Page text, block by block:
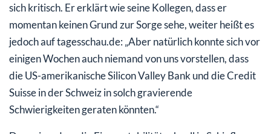
sich kritisch. Er erklärt wie seine Kollegen, dass er
momentan keinen Grund zur Sorge sehe, weiter heißt es
jedoch auf tagesschau.de: „Aber natürlich konnte sich vor
einigen Wochen auch niemand von uns vorstellen, dass
die US-amerikanische Silicon Valley Bank und die Credit
Suisse in der Schweiz in solch gravierende
Schwierigkeiten geraten könnten.“